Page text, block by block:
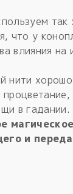
так
что у
влияния на
нити
в гадании.
и